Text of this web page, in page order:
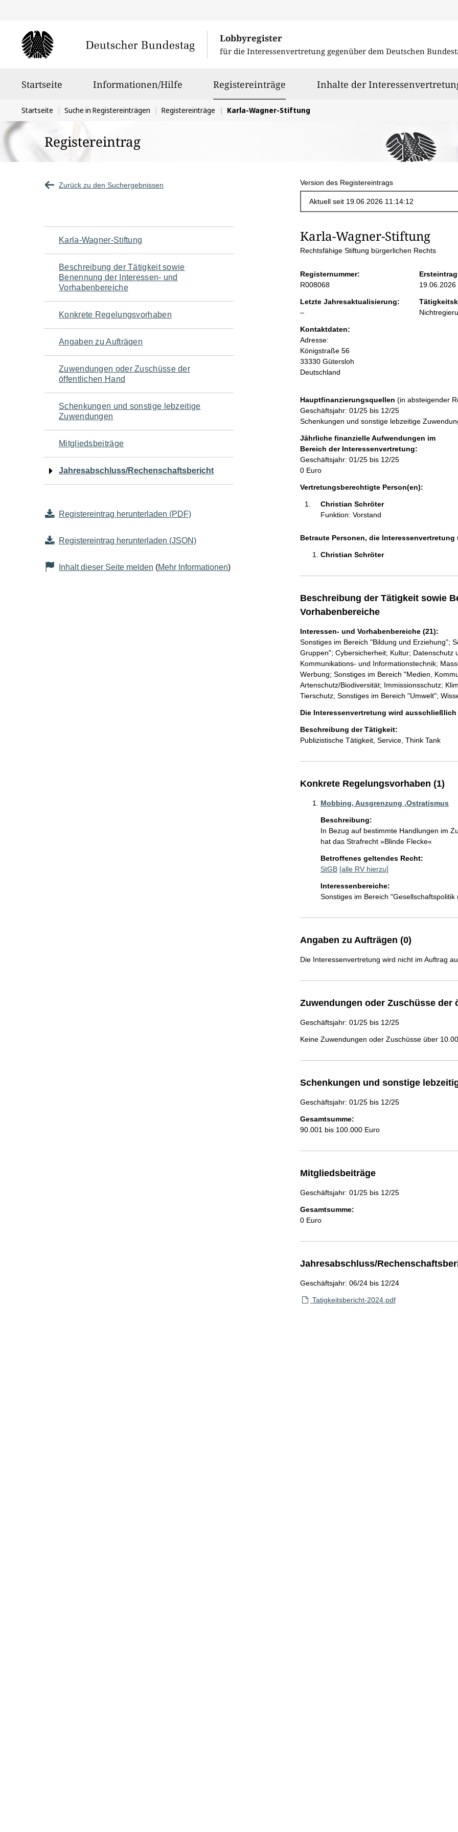
Lobbyregister
für die Interessenvertretung gegenüber dem Deutschen
Startseite Informationen/Hilfe Registereinträge ausgewähltInhalte der
Sie
befinden
sich
hier:
Startseite Suche in Registereinträgen Registereinträge Karla-Wagner-Stiftung
Registereintrag
Zurück zu den Suchergebnissen Version des Registereintrags
Navigation
für
den
Seiteninhalt
Karla-Wagner-Stiftung
Beschreibung der Tätigkeit sowie
Benennung der Interessen- und
Vorhabenbereiche
Konkrete Regelungsvorhaben
Angaben zu Aufträgen
Zuwendungen oder Zuschüsse der
öffentlichen Hand
Schenkungen und sonstige lebzeitige
Zuwendungen
Mitgliedsbeiträge
Jahresabschluss/Rechenschaftsbericht
Registereintrag herunterladen (PDF)
Registereintrag herunterladen (JSON)
Inhalt dieser Seite melden (Mehr Informationen)
S
i
t
e
n
i
n
h
a
l
Karla-Wagner-Stiftung
Rechtsfähige Stiftung bürgerlichen Rechts
Registernummer:
R008068
19.06.2026
Letzte Jahresaktualisierung:
–l
e
r
Kontaktdaten:
Adresse:
Königstraße 56
33330 Gütersloh
Deutschland
Hauptfinanzierungsquellen (in absteigender
Geschäftsjahr: 01/25 bis 12/25
Schenkungen und sonstige lebzeitige
Jährliche finanzielle Aufwendungen im
Bereich der Interessenvertretung:
Geschäftsjahr: 01/25 bis 12/25
0 Euro
Vertretungsberechtigte Person(en):
Christian Schröter
Funktion: Vorstand
Betraute Personen, die
Christian Schröter
Beschreibung der Tätigkeit sowie
Vorhabenbereiche
Interessen- und Vorhabenbereiche (21):
Sonstiges im Bereich "Bildung und Erziehung";
Gruppen"; Cybersicherheit; Kultur;
Kommunikations- und Informationstechnik;
Werbung; Sonstiges im Bereich "Medien,
Artenschutz/Biodiversität; Immissionsschutz;
Tierschutz; Sonstiges im Bereich "Umwelt";
Die Interessenvertretung wird
Beschreibung der Tätigkeit:
Publizistische Tätigkeit, Service, Think Tank
Konkrete Regelungsvorhaben (1)
Mobbing, Ausgrenzung ,Ostratismus
Beschreibung:
In Bezug auf bestimmte Handlungen im
hat das Strafrecht »Blinde Flecke«
Betroffenes geltendes Recht:
StGB [alle RV hierzu]
Interessenbereiche:
Sonstiges im Bereich
Angaben zu Aufträgen (0)
Die Interessenvertretung wird nicht im Auftrag
Zuwendungen oder Zuschüsse der
Geschäftsjahr: 01/25 bis 12/25
Keine Zuwendungen oder Zuschüsse über
Schenkungen und sonstige
Geschäftsjahr: 01/25 bis 12/25
Gesamtsumme:
90.001 bis 100.000 Euro
Mitgliedsbeiträge
Geschäftsjahr: 01/25 bis 12/25
Gesamtsumme:
0 Euro
Jahresabschluss/
Geschäftsjahr: 06/24 bis 12/24
Tatigkeitsbericht-2024.pdf